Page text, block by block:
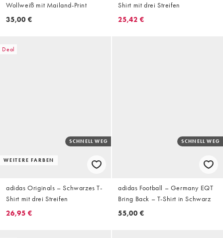
Wollweiß mit Mailand-Print
35,00 €
Shirt mit drei Streifen
25,42 €
Deal
WEITERE FARBEN
SCHNELL WEG
adidas Originals – Schwarzes T-
Shirt mit drei Streifen
26,95 €
SCHNELL WEG
adidas Football – Germany EQT
Bring Back – T-Shirt in Schwarz
55,00 €